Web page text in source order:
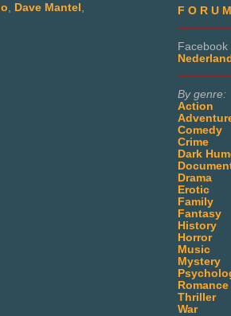
F O R U M
Facebook
By genre:
Action
Comedy
Crime
Dark
Drama
Erotic
Family
Fantasy
History
Horror
Music
Mystery
Romance
Thriller
War
Dave Mantel